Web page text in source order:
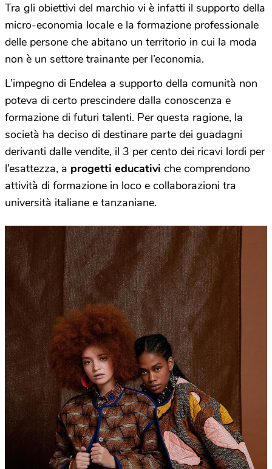
Tra gli obiettivi del marchio vi è infatti il supporto della
micro-economia locale e la formazione professionale
delle persone che abitano un territorio in cui la moda
non è un settore trainante per l’economia.
L’impegno di Endelea a supporto della comunità non
poteva di certo prescindere dalla conoscenza e
formazione di futuri talenti. Per questa ragione, la
società ha deciso di destinare parte dei guadagni
derivanti dalle vendite, il 3 per cento dei ricavi lordi per
l’esattezza, a progetti educativi che comprendono
attività di formazione in loco e collaborazioni tra
università italiane e tanzaniane.